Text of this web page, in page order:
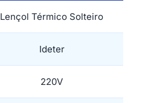
Lençol Térmico Solteiro
Ideter
220V